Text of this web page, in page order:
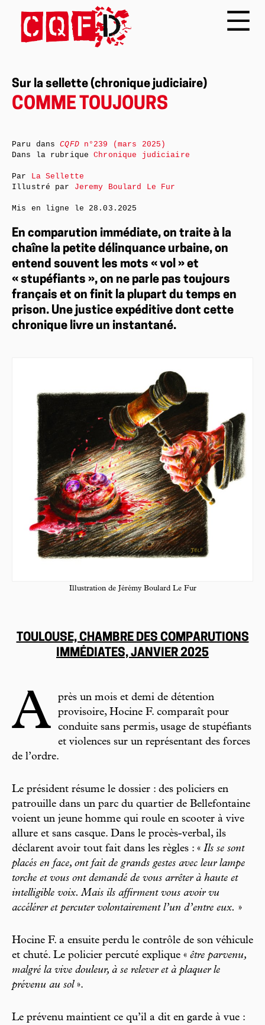
Sur la sellette (chronique judiciaire)
COMME TOUJOURS
En comparution immédiate, on traite à la
chaîne la petite délinquance urbaine, on
entend souvent les mots « vol » et
« stupéfiants », on ne parle pas toujours
français et on finit la plupart du temps en
prison. Une justice expéditive dont cette
chronique livre un instantané.
Illustration de Jérémy Boulard Le Fur
TOULOUSE, CHAMBRE DES COMPARUTIONS
IMMÉDIATES, JANVIER 2025
A près un mois et demi de détention
provisoire, Hocine F. comparaît pour
conduite sans permis, usage de stupéfiants
et violences sur un représentant des forces
de l’ordre.
Le président résume le dossier : des policiers en
patrouille dans un parc du quartier de Bellefontaine
voient un jeune homme qui roule en scooter à vive
allure et sans casque. Dans le procès-verbal, ils
déclarent avoir tout fait dans les règles : « Ils se sont
placés en face, ont fait de grands gestes avec leur lampe
torche et vous ont demandé de vous arrêter à haute et
intelligible voix. Mais ils affirment vous avoir vu
accélérer et percuter volontairement l’un d’entre eux. »
Hocine F. a ensuite perdu le contrôle de son véhicule
et chuté. Le policier percuté explique « être parvenu,
malgré la vive douleur, à se relever et à plaquer le
prévenu au sol».
Le prévenu maintient ce qu’il a dit en garde à vue :
Paru dansCQFDn°239 (mars 2025)
Dans la rubriqueChronique judiciaire
Par La Sellette
Illustré par Jeremy Boulard Le Fur
Mis en ligne le 28.03.2025